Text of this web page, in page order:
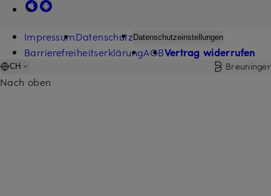
ImpressumDatenschutz Datenschutzeinstellungen
BarrierefreiheitserklärungAGBVertrag widerrufen
CH Breuninger
Nach oben